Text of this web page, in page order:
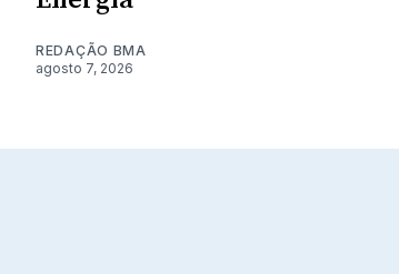
REDAÇÃO BMA
agosto 7, 2026